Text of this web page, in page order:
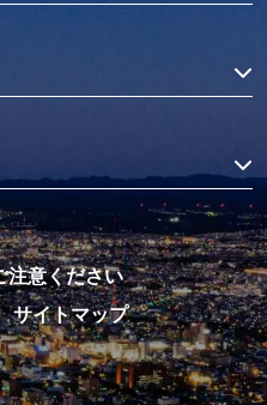
注意ください
サイトマップ